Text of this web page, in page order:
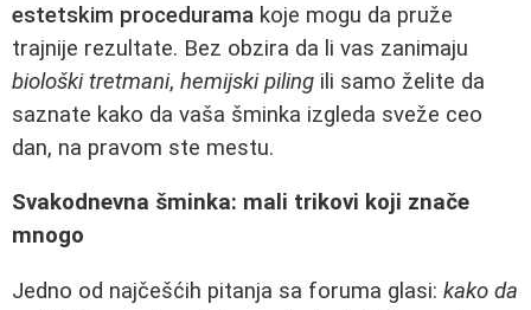
estetskim procedurama koje mogu da pruže
trajnije rezultate. Bez obzira da li vas zanimaju
biološki tretmani, hemijski piling ili samo želite da
saznate kako da vaša šminka izgleda sveže ceo
dan, na pravom ste mestu.
Svakodnevna šminka: mali trikovi koji znače
mnogo
Jedno od najčešćih pitanja sa foruma glasi: kako da